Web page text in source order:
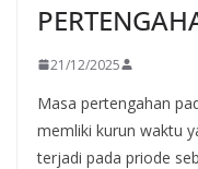
21/12/2025
Masa pertengahan
memliki kurun waktu
terjadi pada priode